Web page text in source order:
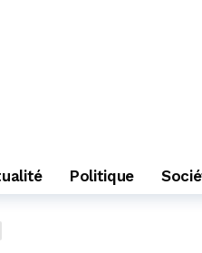
Politique